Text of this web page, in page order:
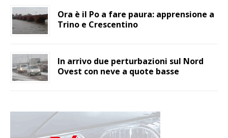
Ora è il Po a fare paura: apprensione a
Trino e Crescentino
In arrivo due perturbazioni sul Nord
Ovest con neve a quote basse